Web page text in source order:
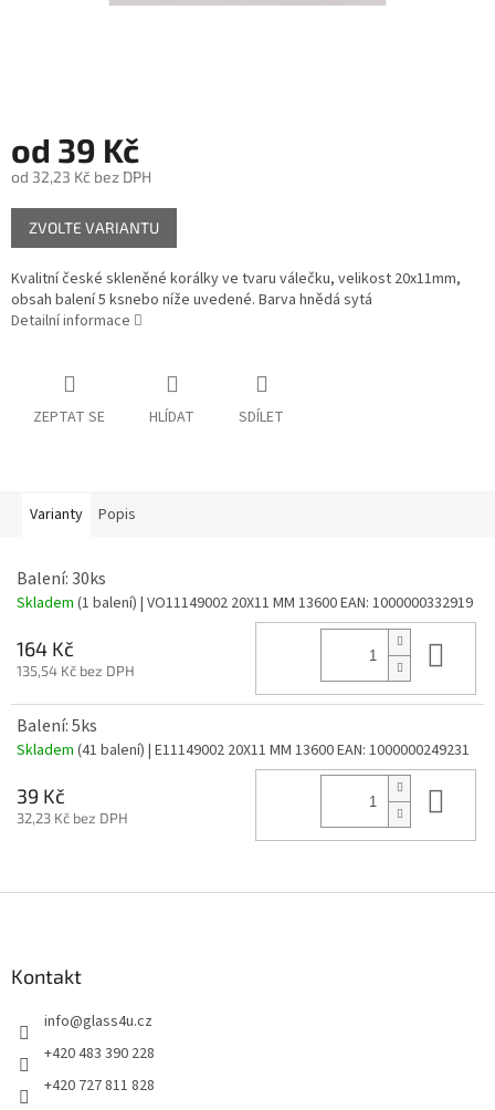
od 39 Kč
od 32,23 Kč bez DPH
Měrná
cena:
ZVOLTE VARIANTU
Kvalitní české skleněné korálky ve tvaru válečku, velikost 20x11mm,
obsah balení 5 ksnebo níže uvedené. Barva hnědá sytá
Detailní informace
ZEPTAT SE HLÍDAT SDÍLET
Varianty Popis
Balení: 30ks
Skladem (1 balení) | VO11149002 20X11 MM 13600EAN: 1000000332919
164 Kč
135,54 Kč bez DPH
Balení: 5ks
Skladem (41 balení) | E11149002 20X11 MM 13600EAN: 1000000249231
39 Kč
32,23 Kč bez DPH
Kontakt
info@glass4u.cz
+420 483 390 228
+420 727 811 828